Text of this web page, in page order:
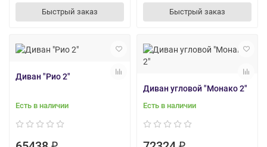
Быстрый заказ Быстрый заказ
Диван "Рио 2"
Есть в наличии
Диван угловой "Монако 2"
Есть в наличии